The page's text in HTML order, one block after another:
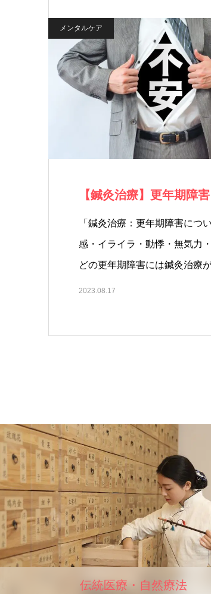
メンタルケア
【鍼灸治療】更年期障害
「鍼灸治療：更年期障害につ
感・イライラ・動悸・無気力
どの更年期障害には鍼灸治療
「…
2023.08.17
伝統医療・自然療法